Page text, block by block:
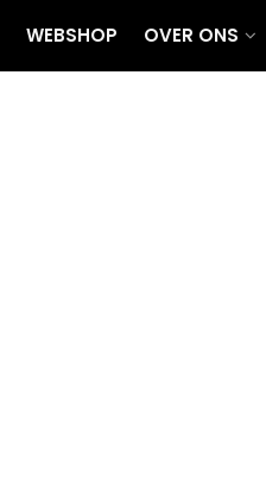
WEBSHOP OVER ONS